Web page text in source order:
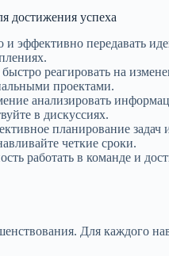
достижения успеха
и эффективно передавать
реагировать на
проектами.
анализировать
в дискуссиях.
планирование задач
четкие сроки.
работать в команде и
Для каждого